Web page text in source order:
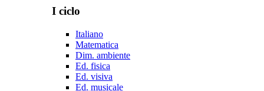
I ciclo
Italiano
Matematica
Dim. ambiente
Ed. fisica
Ed. visiva
Ed. musicale